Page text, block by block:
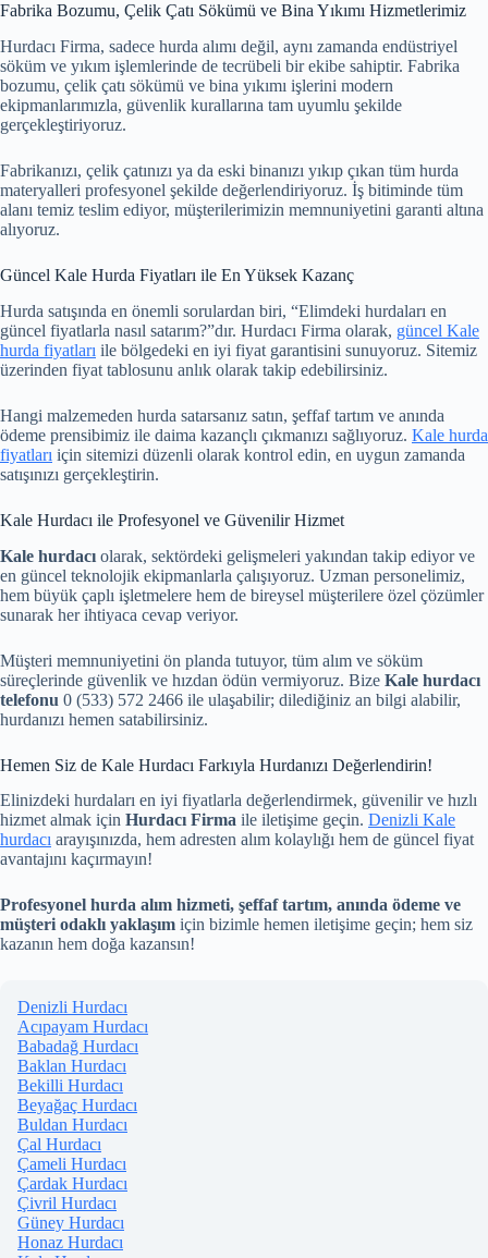
Fabrika Bozumu, Çelik Çatı Sökümü ve Bina Yıkımı Hizmetlerimiz
Hurdacı Firma, sadece hurda alımı değil, aynı zamanda endüstriyel
söküm ve yıkım işlemlerinde de tecrübeli bir ekibe sahiptir. Fabrika
bozumu, çelik çatı sökümü ve bina yıkımı işlerini modern
ekipmanlarımızla, güvenlik kurallarına tam uyumlu şekilde
gerçekleştiriyoruz.
Fabrikanızı, çelik çatınızı ya da eski binanızı yıkıp çıkan tüm hurda
materyalleri profesyonel şekilde değerlendiriyoruz. İş bitiminde tüm
alanı temiz teslim ediyor, müşterilerimizin memnuniyetini garanti altına
alıyoruz.
Güncel Kale Hurda Fiyatları ile En Yüksek Kazanç
Hurda satışında en önemli sorulardan biri, “Elimdeki hurdaları en
güncel fiyatlarla nasıl satarım?”dır. Hurdacı Firma olarak, güncel Kale
hurda fiyatları ile bölgedeki en iyi fiyat garantisini sunuyoruz. Sitemiz
üzerinden fiyat tablosunu anlık olarak takip edebilirsiniz.
Hangi malzemeden hurda satarsanız satın, şeffaf tartım ve anında
ödeme prensibimiz ile daima kazançlı çıkmanızı sağlıyoruz. Kale hurda
fiyatları için sitemizi düzenli olarak kontrol edin, en uygun zamanda
satışınızı gerçekleştirin.
Kale Hurdacı ile Profesyonel ve Güvenilir Hizmet
Kale hurdacı olarak, sektördeki gelişmeleri yakından takip ediyor ve
en güncel teknolojik ekipmanlarla çalışıyoruz. Uzman personelimiz,
hem büyük çaplı işletmelere hem de bireysel müşterilere özel çözümler
sunarak her ihtiyaca cevap veriyor.
Müşteri memnuniyetini ön planda tutuyor, tüm alım ve söküm
süreçlerinde güvenlik ve hızdan ödün vermiyoruz. Bize Kale hurdacı
telefonu 0 (533) 572 2466 ile ulaşabilir; dilediğiniz an bilgi alabilir,
hurdanızı hemen satabilirsiniz.
Hemen Siz de Kale Hurdacı Farkıyla Hurdanızı Değerlendirin!
Elinizdeki hurdaları en iyi fiyatlarla değerlendirmek, güvenilir ve hızlı
hizmet almak için Hurdacı Firma ile iletişime geçin. Denizli Kale
hurdacı arayışınızda, hem adresten alım kolaylığı hem de güncel fiyat
avantajını kaçırmayın!
Profesyonel hurda alım hizmeti, şeffaf tartım, anında ödeme ve
müşteri odaklı yaklaşım için bizimle hemen iletişime geçin; hem siz
kazanın hem doğa kazansın!
Denizli Hurdacı
Acıpayam Hurdacı
Babadağ Hurdacı
Baklan Hurdacı
Bekilli Hurdacı
Beyağaç Hurdacı
Buldan Hurdacı
Çal Hurdacı
Çameli Hurdacı
Çardak Hurdacı
Çivril Hurdacı
Güney Hurdacı
Honaz Hurdacı